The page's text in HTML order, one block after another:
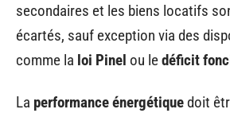
secondaires et les biens locatifs
écartés, sauf exception via des
comme la loi Pinel ou ledéficit
La performance énergétiquedoit